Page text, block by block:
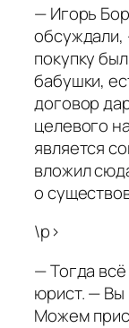
— Игорь
обсуждали,
покупку
бабушки,
договор
целевого
является
вложил
о
\p>
— Тогда
юрист. — Вы
Можем